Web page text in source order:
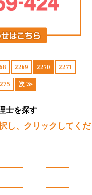
2269 2270 2271
次 ≫
士を探す
し、クリックしてくだ